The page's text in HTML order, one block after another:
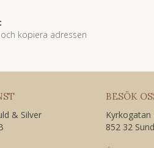
kopiera adressen
& Silver
BESÖK
Kyrkogatan
852 32